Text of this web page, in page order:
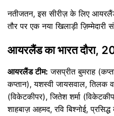
नतीजतन, इस सीरीज़ के लिए
तौर पर एक नया खिलाड़ी ज़िम्मेदारी
आयरलैंड का भारत दौरा,
आयरलैंड टीम: जसप्रीत बुमराह
कप्तान), यशस्वी जायसवाल, तिलक
(विकेटकीपर), जितेश शर्मा
शाहबाज़ अहमद, रवि बिश्नोई,